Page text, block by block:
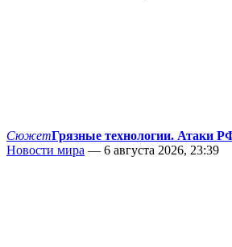
СюжетГрязные технологии. Атаки
Новости мира — 6 августа 2026, 23:39